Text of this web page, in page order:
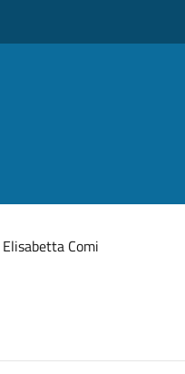
Elisabetta Comi